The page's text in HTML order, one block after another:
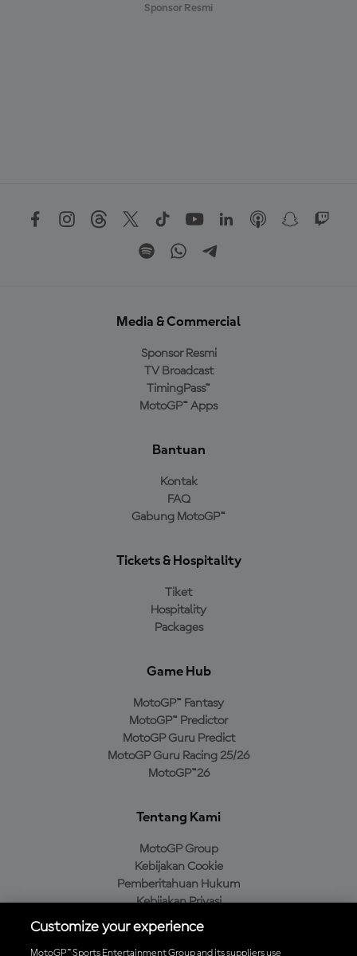
Sponsor Resmi
Media & Commercial
Sponsor Resmi
TV Broadcast
TimingPass™
MotoGP™ Apps
Bantuan
Kontak
FAQ
Gabung MotoGP™
Tickets & Hospitality
Tiket
Hospitality
Packages
Game Hub
MotoGP™ Fantasy
MotoGP™ Predictor
MotoGP Guru Predict
MotoGP Guru Racing 25/26
MotoGP™26
Tentang Kami
MotoGP Group
Kebijakan Cookie
Pemberitahuan Hukum
Kebijakan Privasi
Kebijakan Pembelian
Customize your experience
MotoGP™ Sports Entertainment Group and its suppliers use